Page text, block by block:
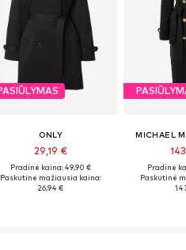
ONLY
29,19 €
Pradinė kaina: 49,90 €
Paskutinė mažiausia kaina:
26,94 €
MICHAEL
Pradinė
Paskutinė